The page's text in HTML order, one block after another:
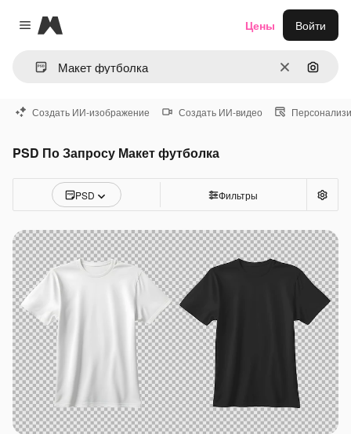
Close menu
Magnific
ОчиститьПоиск
Цены Войти
Создать ИИ-изображение Создать ИИ-видео
PSD По Запросу Макет футболка
PSD Фильтры